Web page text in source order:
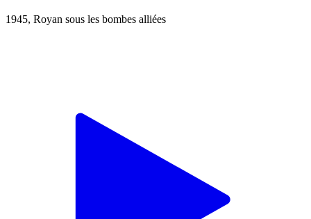
1945, Royan sous les bombes alliées